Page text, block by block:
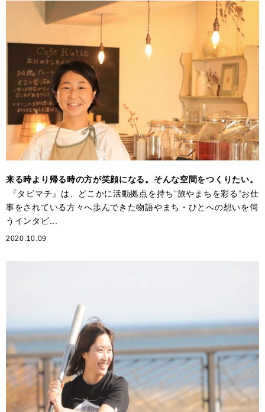
来る時より帰る時の方が笑顔になる。そんな空間をつくりたい。
『タビマチ』は、どこかに活動拠点を持ち”旅やまちを彩る”お仕
事をされている方々へ歩んできた物語やまち・ひとへの想いを伺
うインタビ...
2020.10.09